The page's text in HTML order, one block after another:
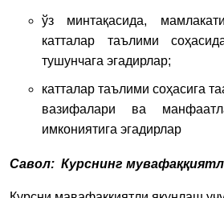
ўз минтақасида,
катталар таълими
тушунчага эгадирлар;
катталар таълими соҳасига
вазифалари ва
имкониятига эгадирлар
Савол: Курснинг